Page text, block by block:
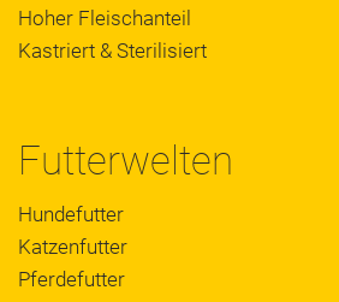
Hoher Fleischanteil
Kastriert & Sterilisiert
Futterwelten
Hundefutter
Katzenfutter
Pferdefutter